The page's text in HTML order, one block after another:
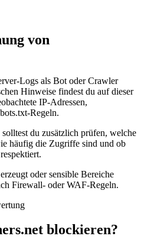
von
Logs als Bot oder Crawler
Hinweise findest du auf dieser
IP-Adressen,
Regeln.
du zusätzlich prüfen, welche
häufig die Zugriffe sind und ob
oder sensible Bereiche
Firewall- oder WAF-Regeln.
blockieren?